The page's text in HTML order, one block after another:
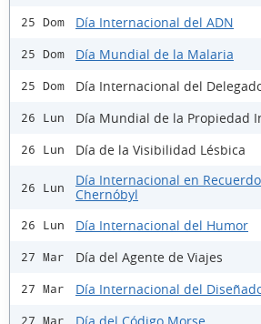
25 Dom Día Internacional del ADN
25 Dom Día Mundial de la Malaria
25 Dom Día Internacional del
26 Lun Día Mundial de la Propiedad
26 Lun Día de la Visibilidad Lésbica
26 Lun
Día Internacional en
Chernóbyl
26 Lun Día Internacional del Humor
27 Mar Día del Agente de Viajes
27 Mar Día Internacional del
27 Mar